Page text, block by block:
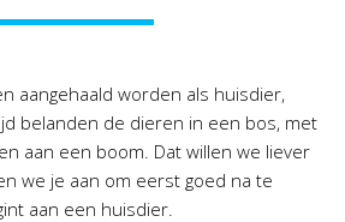
aangehaald worden als huisdier,
belanden de dieren in een bos, met
aan een boom. Dat willen we liever
we je aan om eerst goed na te
aan een huisdier.